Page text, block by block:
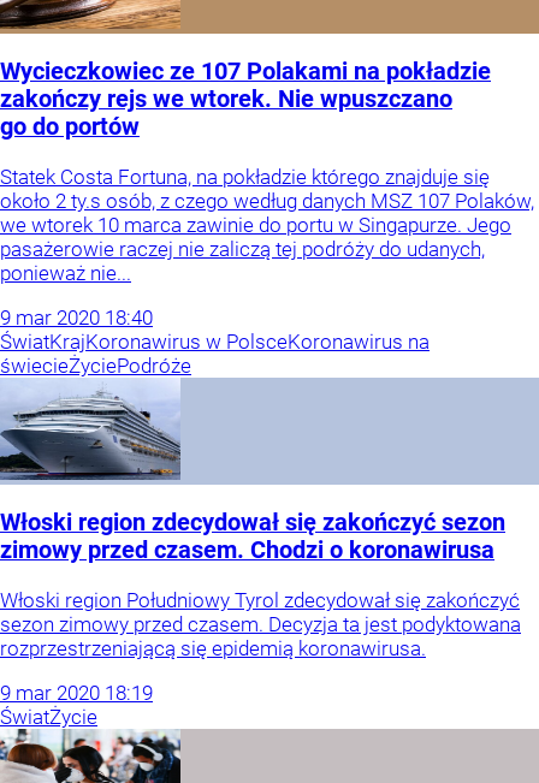
Wycieczkowiec ze 107 Polakami na pokładzie
zakończy rejs we wtorek. Nie wpuszczano
go do portów
Statek Costa Fortuna, na pokładzie którego znajduje się
około 2 ty.s osób, z czego według danych MSZ 107 Polaków,
we wtorek 10 marca zawinie do portu w Singapurze. Jego
pasażerowie raczej nie zaliczą tej podróży do udanych,
ponieważ nie...
9 mar 2020 18:40
ŚwiatKrajKoronawirus w PolsceKoronawirus na
świecieŻyciePodróże
Włoski region zdecydował się zakończyć sezon
zimowy przed czasem. Chodzi o koronawirusa
Włoski region Południowy Tyrol zdecydował się zakończyć
sezon zimowy przed czasem. Decyzja ta jest podyktowana
rozprzestrzeniającą się epidemią koronawirusa.
9 mar 2020 18:19
ŚwiatŻycie